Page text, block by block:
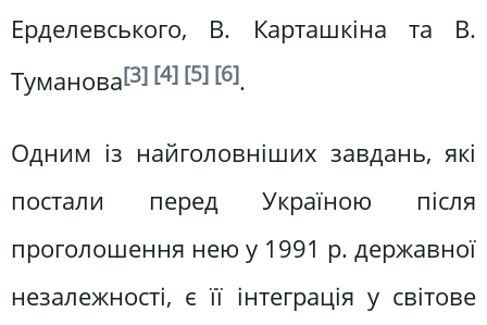
Ерделевського, В. Карташкіна та В.
Туманова[3] [4] [5] [6].
Одним із найголовніших завдань, які
постали перед Україною після
проголошення нею у 1991 р. державної
незалежності, є її інтеграція у світове